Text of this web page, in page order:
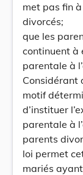
met pas fin
divorcés;
que les
continuent à
parentale à
Considérant
motif
d’instituer
parentale à
parents
loi permet
mariés